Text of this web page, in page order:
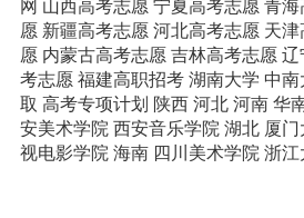
网 山西高考志愿 宁夏高考志愿 青海
愿 新疆高考志愿 河北高考志愿 天津
愿 内蒙古高考志愿 吉林高考志愿 辽
考志愿 福建高职招考 湖南大学 中南
取 高考专项计划 陕西 河北 河南 华
安美术学院 西安音乐学院 湖北 厦门
视电影学院 海南 四川美术学院 浙江